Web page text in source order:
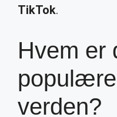
TikTok.
Hvem er
verden?